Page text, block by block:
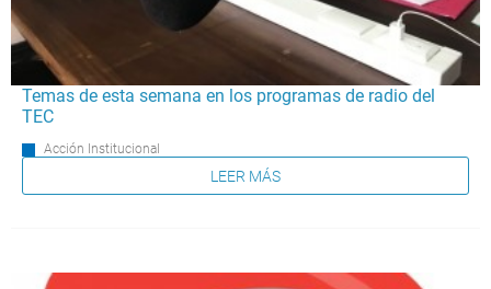
Temas de esta semana en los programas de radio del
TEC
Acción Institucional
LEER MÁS